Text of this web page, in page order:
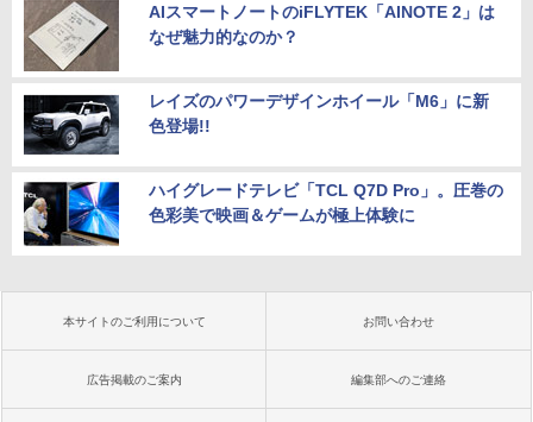
AIスマートノートのiFLYTEK「AINOTE 2」は
なぜ魅力的なのか？
レイズのパワーデザインホイール「M6」に新
色登場!!
ハイグレードテレビ「TCL Q7D Pro」。圧巻の
色彩美で映画＆ゲームが極上体験に
本サイトのご利用について お問い合わせ
広告掲載のご案内 編集部へのご連絡